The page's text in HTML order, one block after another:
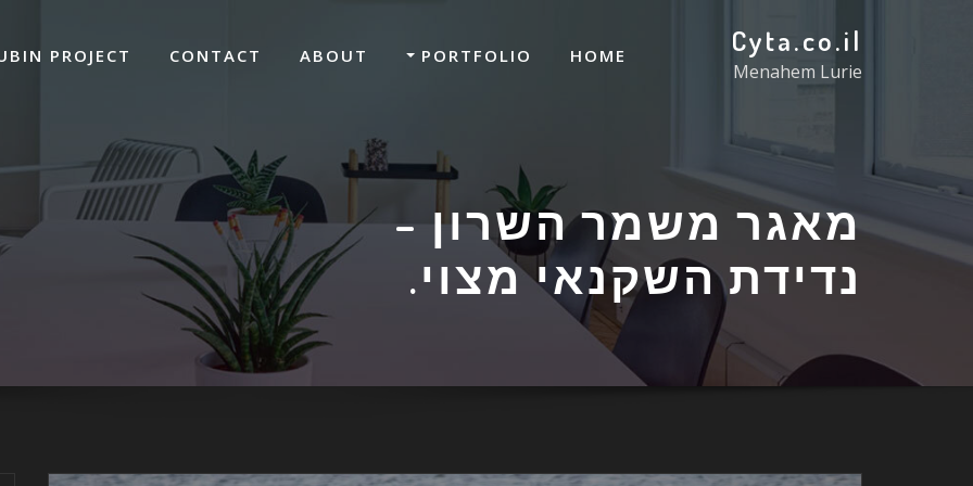
Cyta.co.il
Menahem Lurie
HOME
PORTFOLIO
ABOUT
CONTACT
PROJECT
מאגר משמר השרון –
נדידת השקנאי מצוי.